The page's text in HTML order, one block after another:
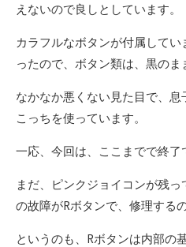
えないので良しとしています。
カラフルなボタンが付属して
ったので、ボタン類は、黒のま
なかなか悪くない見た目で、
こっちを使っています。
一応、今回は、ここまでで終了
まだ、ピンクジョイコンが残
の故障がRボタンで、修理する
というのも、Rボタンは内部の